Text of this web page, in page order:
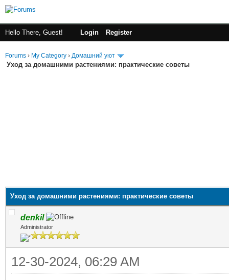
Hello There, Guest! Login Register
Forums › My Category › Домашний уют
Уход за домашними растениями: практические советы
Уход за домашними растениями: практические советы
denkil
Administrator
12-30-2024, 06:29 AM